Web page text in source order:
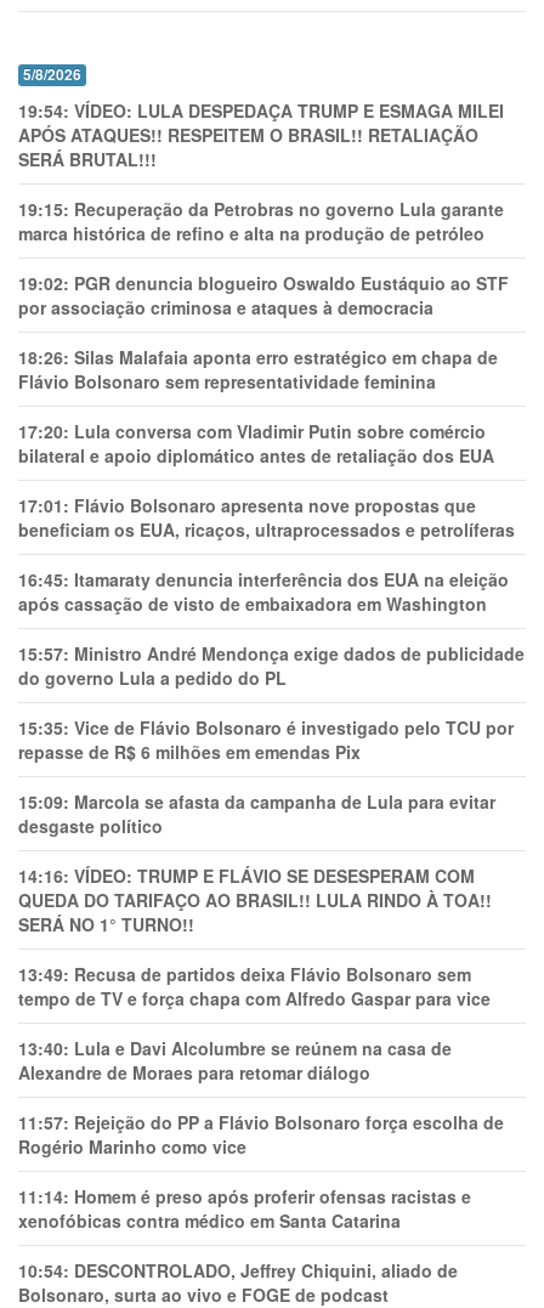
5/8/2026
19:54: VÍDEO: LULA DESPEDAÇA TRUMP E ESMAGA MILEI
APÓS ATAQUES!! RESPEITEM O BRASIL!! RETALIAÇÃO
SERÁ BRUTAL!!!
19:15: Recuperação da Petrobras no governo Lula garante
marca histórica de refino e alta na produção de petróleo
19:02: PGR denuncia blogueiro Oswaldo Eustáquio ao STF
por associação criminosa e ataques à democracia
18:26: Silas Malafaia aponta erro estratégico em chapa de
Flávio Bolsonaro sem representatividade feminina
17:20: Lula conversa com Vladimir Putin sobre comércio
bilateral e apoio diplomático antes de retaliação dos EUA
17:01: Flávio Bolsonaro apresenta nove propostas que
beneficiam os EUA, ricaços, ultraprocessados e petrolíferas
16:45: Itamaraty denuncia interferência dos EUA na eleição
após cassação de visto de embaixadora em Washington
15:57: Ministro André Mendonça exige dados de publicidade
do governo Lula a pedido do PL
15:35: Vice de Flávio Bolsonaro é investigado pelo TCU por
repasse de R$ 6 milhões em emendas Pix
15:09: Marcola se afasta da campanha de Lula para evitar
desgaste político
14:16: VÍDEO: TRUMP E FLÁVIO SE DESESPERAM COM
QUEDA DO TARIFAÇO AO BRASIL!! LULA RINDO À TOA!!
SERÁ NO 1° TURNO!!
13:49: Recusa de partidos deixa Flávio Bolsonaro sem
tempo de TV e força chapa com Alfredo Gaspar para vice
13:40: Lula e Davi Alcolumbre se reúnem na casa de
Alexandre de Moraes para retomar diálogo
11:57: Rejeição do PP a Flávio Bolsonaro força escolha de
Rogério Marinho como vice
11:14: Homem é preso após proferir ofensas racistas e
xenofóbicas contra médico em Santa Catarina
10:54: DESCONTROLADO, Jeffrey Chiquini, aliado de
Bolsonaro, surta ao vivo e FOGE de podcast